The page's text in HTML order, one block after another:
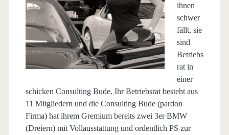
ihnen
schwer
fällt, sie
sind
Betriebs
rat in
einer
schicken Consulting Bude. Ihr Betriebsrat besteht aus
11 Mitgliedern und die Consulting Bude (pardon
Firma) hat ihrem Gremium bereits zwei 3er BMW
(Dreiern) mit Vollausstattung und ordentlich PS zur